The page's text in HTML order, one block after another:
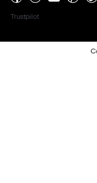
Trustpilot